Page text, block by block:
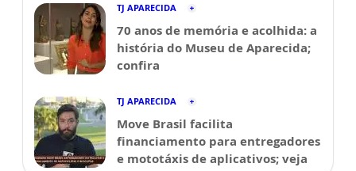
TJ APARECIDA
70 anos de memória e acolhida: a
história do Museu de Aparecida;
confira
TJ APARECIDA
Move Brasil facilita
financiamento para entregadores
e mototáxis de aplicativos; veja